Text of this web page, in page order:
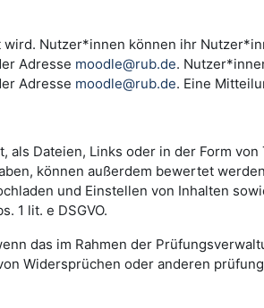
Nutzer*innen können ihr
Adresse moodle@rub.de.
Adresse moodle@rub.de. Eine
Dateien, Links oder in der Form
können außerdem bewertet
und Einstellen von Inhalten
1 lit. e DSGVO.
das im Rahmen der
Widersprüchen oder anderen